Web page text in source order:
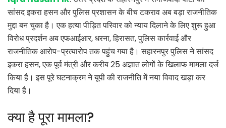
सांसद इकरा हसन और पुलिस प्रशासन के बीच टकराव अब बड़ा राजनीतिक
मुद्दा बन चुका है। एक हत्या पीड़ित परिवार को न्याय दिलाने के लिए शुरू हुआ
विरोध प्रदर्शन अब एफआईआर, धरना, हिरासत, पुलिस कार्रवाई और
राजनीतिक आरोप-प्रत्यारोप तक पहुंच गया है। सहारनपुर पुलिस ने सांसद
इकरा हसन, एक पूर्व मंत्री और करीब 25 अज्ञात लोगों के खिलाफ मामला दर्ज
किया है। इस पूरे घटनाक्रम ने यूपी की राजनीति में नया विवाद खड़ा कर
दिया है।
क्या है पूरा मामला?